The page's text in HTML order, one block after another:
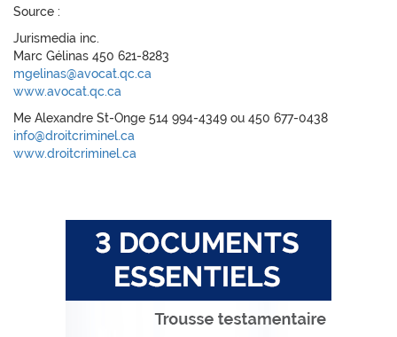
Source :
Jurismedia inc.
Marc Gélinas 450 621-8283
mgelinas@avocat.qc.ca
www.avocat.qc.ca
Me Alexandre St-Onge 514 994-4349 ou 450 677-0438
info@droitcriminel.ca
www.droitcriminel.ca